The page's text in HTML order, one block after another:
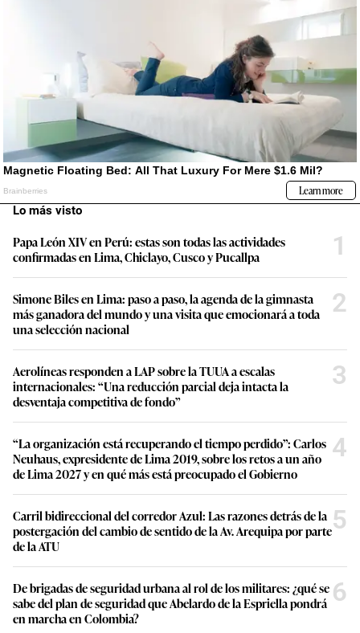
Lo más visto
Papa León XIV en Perú: estas son todas las actividades
confirmadas en Lima, Chiclayo, Cusco y Pucallpa
1
Simone Biles en Lima: paso a paso, la agenda de la gimnasta
más ganadora del mundo y una visita que emocionará a toda
una selección nacional
2
Aerolíneas responden a LAP sobre la TUUA a escalas
internacionales: “Una reducción parcial deja intacta la
desventaja competitiva de fondo”
3
“La organización está recuperando el tiempo perdido”: Carlos
Neuhaus, expresidente de Lima 2019, sobre los retos a un año
de Lima 2027 y en qué más está preocupado el Gobierno
4
Carril bidireccional del corredor Azul: Las razones detrás de la
postergación del cambio de sentido de la Av. Arequipa por parte
de la ATU
5
De brigadas de seguridad urbana al rol de los militares: ¿qué se
sabe del plan de seguridad que Abelardo de la Espriella pondrá
en marcha en Colombia?
6